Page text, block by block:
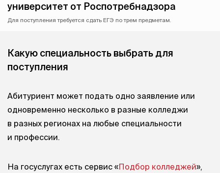
университет от Роспотребнадзора
Для поступления требуется сдать ЕГЭ по трем предметам.
Какую специальность выбрать для
поступления
Абитуриент может подать одно заявление или
одновременно несколько в разные колледжи
в разных регионах на любые специальности
и профессии.
На госуслугах есть сервис «Подбор колледжей»,